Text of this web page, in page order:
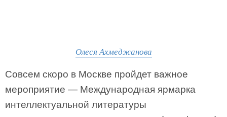
Олеся Ахмеджанова
Совсем скоро в Москве пройдет важное
мероприятие — Международная ярмарка
интеллектуальной литературы